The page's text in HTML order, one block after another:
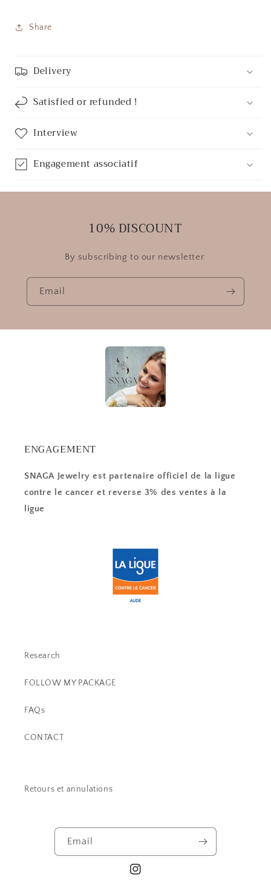
Share
Delivery
Satisfied or refunded !
Interview
Engagement associatif
10% DISCOUNT
By subscribing to our newsletter.
Email
ENGAGEMENT
SNAGA Jewelry est partenaire officiel de la ligue
contre le cancer et reverse 3% des ventes à la
ligue
Research
FOLLOW MY PACKAGE
FAQs
CONTACT
Retours et annulations
Email
Instagram